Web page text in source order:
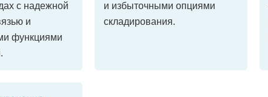
с надежной
и
функциями
и избыточными опциями
складирования.